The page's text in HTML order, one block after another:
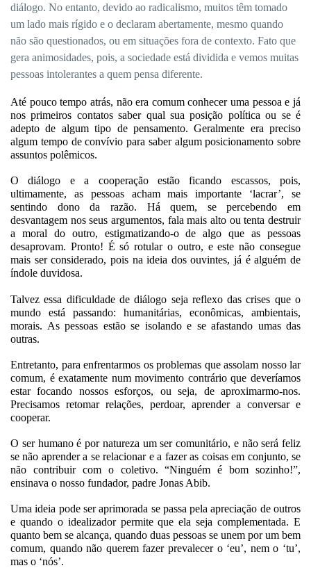
diálogo. No entanto, devido ao radicalismo, muitos têm tomado
um lado mais rígido e o declaram abertamente, mesmo quando
não são questionados, ou em situações fora de contexto. Fato que
gera animosidades, pois, a sociedade está dividida e vemos muitas
pessoas intolerantes a quem pensa diferente.
Até pouco tempo atrás, não era comum conhecer uma pessoa e já
nos primeiros contatos saber qual sua posição política ou se é
adepto de algum tipo de pensamento. Geralmente era preciso
algum tempo de convívio para saber algum posicionamento sobre
assuntos polêmicos.
O diálogo e a cooperação estão ficando escassos, pois,
ultimamente, as pessoas acham mais importante ‘lacrar’, se
sentindo dono da razão. Há quem, se percebendo em
desvantagem nos seus argumentos, fala mais alto ou tenta destruir
a moral do outro, estigmatizando-o de algo que as pessoas
desaprovam. Pronto! É só rotular o outro, e este não consegue
mais ser considerado, pois na ideia dos ouvintes, já é alguém de
índole duvidosa.
Talvez essa dificuldade de diálogo seja reflexo das crises que o
mundo está passando: humanitárias, econômicas, ambientais,
morais. As pessoas estão se isolando e se afastando umas das
outras.
Entretanto, para enfrentarmos os problemas que assolam nosso lar
comum, é exatamente num movimento contrário que deveríamos
estar focando nossos esforços, ou seja, de aproximarmo-nos.
Precisamos retomar relações, perdoar, aprender a conversar e
cooperar.
O ser humano é por natureza um ser comunitário, e não será feliz
se não aprender a se relacionar e a fazer as coisas em conjunto, se
não contribuir com o coletivo. “Ninguém é bom sozinho!”,
ensinava o nosso fundador, padre Jonas Abib.
Uma ideia pode ser aprimorada se passa pela apreciação de outros
e quando o idealizador permite que ela seja complementada. E
quanto bem se alcança, quando duas pessoas se unem por um bem
comum, quando não querem fazer prevalecer o ‘eu’, nem o ‘tu’,
mas o ‘nós’.